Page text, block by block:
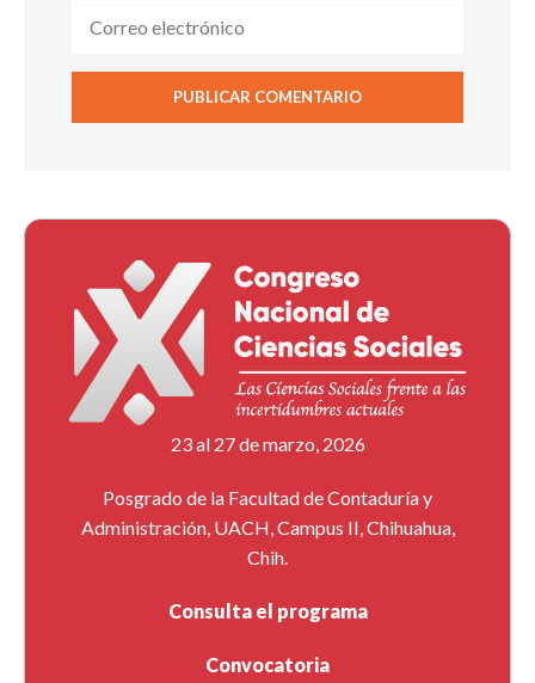
23 al 27 de marzo, 2026
Posgrado de la Facultad de Contaduría y
Administración, UACH, Campus II, Chihuahua,
Chih.
Consulta el programa
Convocatoria